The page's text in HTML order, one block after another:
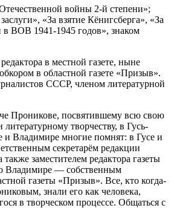
войны 2-й степени»;
«За взятие Кёнигсберга», «За
в ВОВ 1941-1945 годов», знаком
в местной газете, ныне
в областной газете «Призыв».
СССР, членом литературной
Проникове, посвятившему всю свою
творчеству, в Гусь-
и Владимире многие помнят: в Гусе и
секретарём редакции
заместителем редактора газеты
Владимире — собственным
газеты «Призыв». Все, кто когда-
знали его как человека,
в творческом процессе. Общаться с